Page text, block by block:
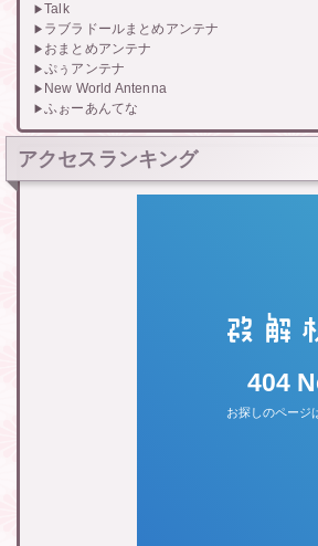
Talk
ラブラドールまとめアンテナ
おまとめアンテナ
ぷぅアンテナ
New World Antenna
ふぉーあんてな
アクセスランキング